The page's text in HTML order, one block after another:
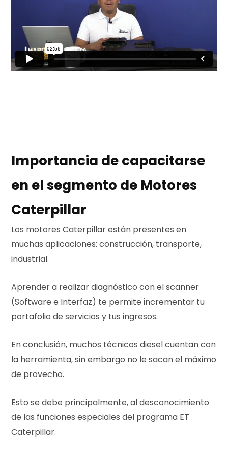
r
Importancia de capacitarse
en el segmento de Motores
Caterpillar
Los motores Caterpillar están presentes en
muchas aplicaciones: construcción, transporte,
industrial.
Aprender a realizar diagnóstico con el scanner
(Software e Interfaz) te permite incrementar tu
portafolio de servicios y tus ingresos.
En conclusión, muchos técnicos diesel cuentan con
la herramienta, sin embargo no le sacan el máximo
de provecho.
Esto se debe principalmente, al desconocimiento
de las funciones especiales del programa ET
Caterpillar.